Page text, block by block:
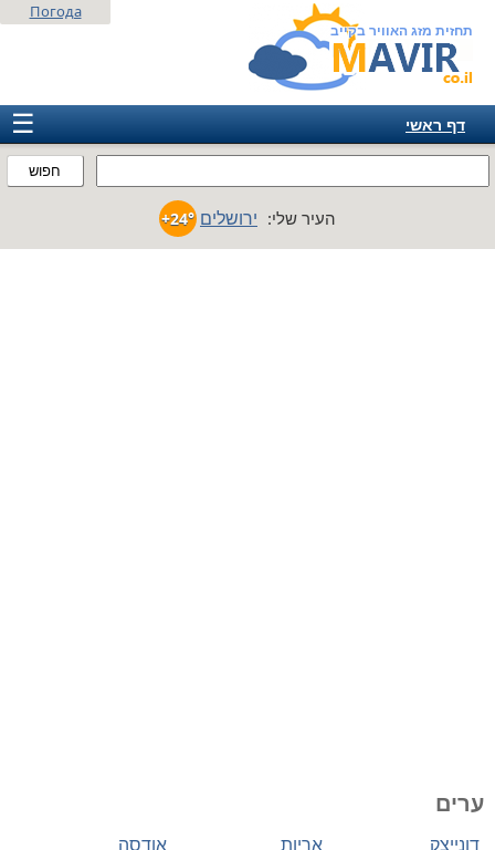
תחזית מזג האוויר בקייב
חפוש
Погода
☰
דף ראשי
אמריקה
העיר שלי: ירושלים +24°
ערים
אודסה אריות
דונייצק